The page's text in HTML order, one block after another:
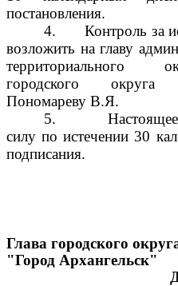
постановления.
4.
Контроль за
возложить на главу
территориального
городского округа
Пономареву В.Я.
5.
силу по истечении 30
подписания.
Глава городского
"Город Архангельск"